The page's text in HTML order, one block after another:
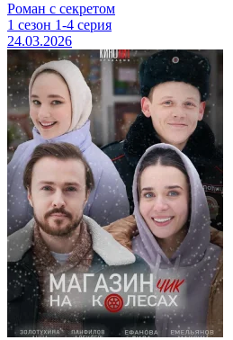
Роман с секретом
1 сезон 1-4 серия
24.03.2026